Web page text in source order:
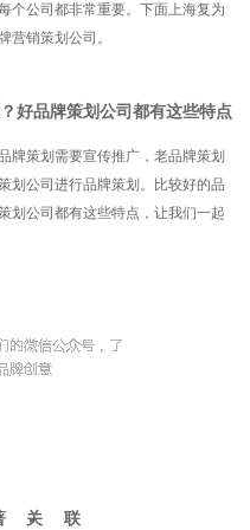
个公司都非常重要。下面上海复为
营销策划公司。
好品牌策划公司都有这些特点
牌策划需要宣传推广，老品牌策划
公司进行品牌策划。比较好的品
划公司都有这些特点，让我们一起
关
联